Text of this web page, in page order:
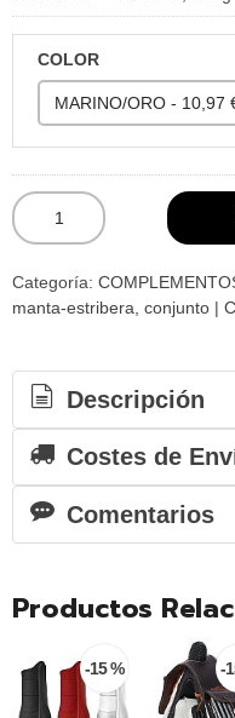
COLOR
Categoría:
manta-estribera conjunto |
Descripción
Costes de
Comentarios
Productos
-15 % -